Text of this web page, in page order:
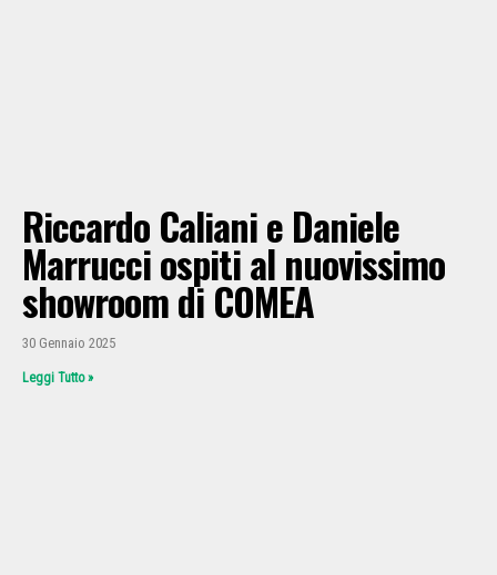
Riccardo Caliani e Daniele
Marrucci ospiti al nuovissimo
showroom di COMEA
30 Gennaio 2025
Leggi Tutto »